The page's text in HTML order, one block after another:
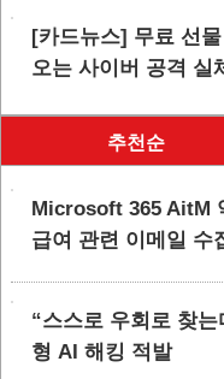
[카드뉴스] 무료 선
오는 사이버 공격 실
추천순
Microsoft 365 AitM
급여 관련 이메일 수
“스스로 우회로 찾는
형 AI 해킹 적발